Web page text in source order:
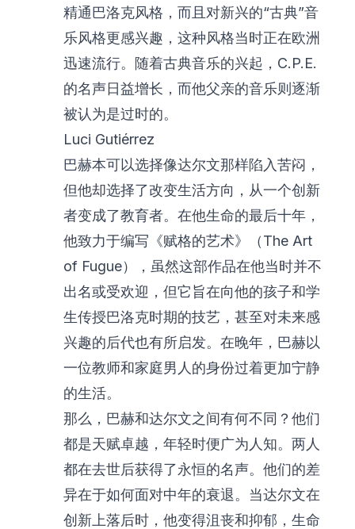
精通巴洛克风格，而且对新兴的“古典”音
乐风格更感兴趣，这种风格当时正在欧洲
迅速流行。随着古典音乐的兴起，C.P.E.
的名声日益增长，而他父亲的音乐则逐渐
被认为是过时的。
Luci Gutiérrez
巴赫本可以选择像达尔文那样陷入苦闷，
但他却选择了改变生活方向，从一个创新
者变成了教育者。在他生命的最后十年，
他致力于编写《赋格的艺术》（The Art
of Fugue），虽然这部作品在他当时并不
出名或受欢迎，但它旨在向他的孩子和学
生传授巴洛克时期的技艺，甚至对未来感
兴趣的后代也有所启发。在晚年，巴赫以
一位教师和家庭男人的身份过着更加宁静
的生活。
那么，巴赫和达尔文之间有何不同？他们
都是天赋卓越，年轻时便广为人知。两人
都在去世后获得了永恒的名声。他们的差
异在于如何面对中年的衰退。当达尔文在
创新上落后时，他变得沮丧和抑郁，生命